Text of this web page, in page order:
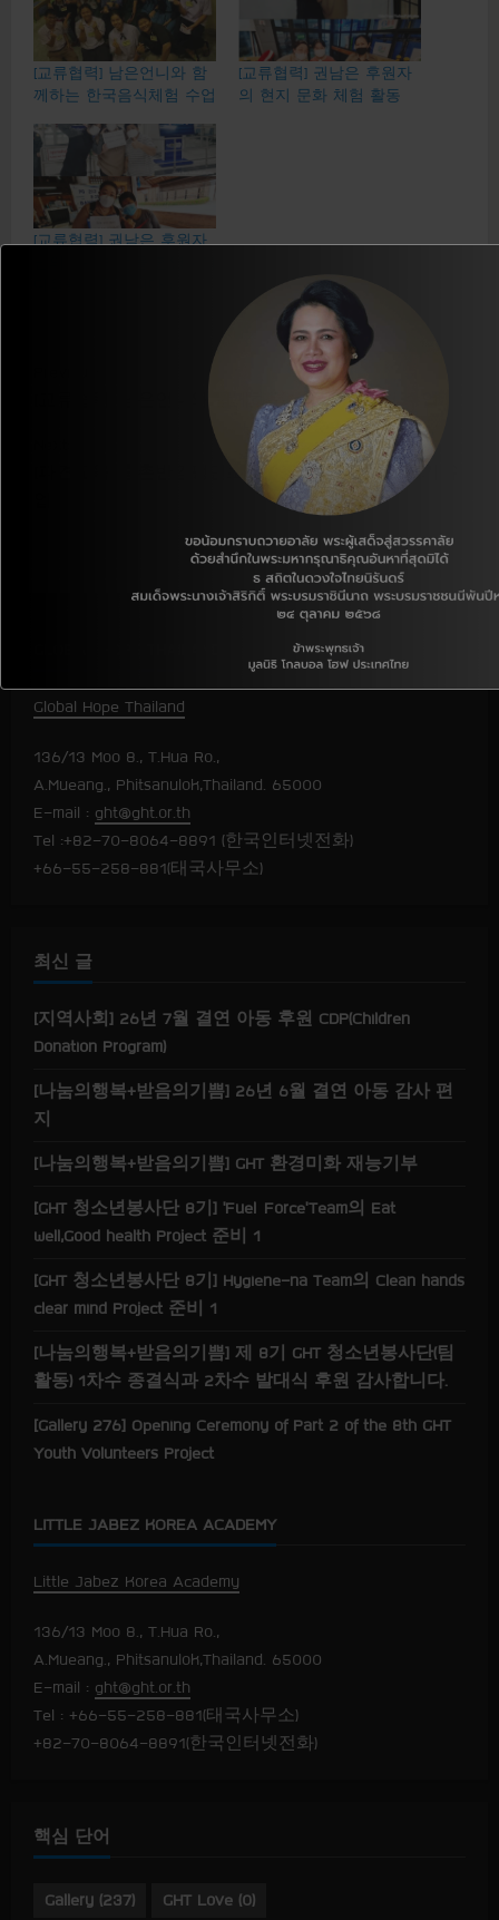
[교류협력] 남은언니와 함
께하는 한국음식체험 수업
[교류협력] 권남은 후원자
의 현지 문화 체험 활동
[교류협력] 권남은 후원자
e
e
a
d
n
g
[교류협력] 남은언니와 함께하는 한국음식체험 수업
[파견교육] 춤촌반깜팽딘초등학교 한글 자모음 쓰기 수
Global Hope Thailand
136/13 Moo 8., T.Hua Ro.,
A.Mueang., Phitsanulok,Thailand. 65000
E-mail : ght@ght.or.th
Tel :+82-70-8064-8891 (한국인터넷전화)
+66-55-258-881(태국사무소)
최신 글
[지역사회] 26년 7월 결연 아동 후원 CDP(Children
Donation Program)
[나눔의행복+받음의기쁨] 26년 6월 결연 아동 감사 편
지
[나눔의행복+받음의기쁨] GHT 환경미화 재능기부
[GHT 청소년봉사단 8기] ‘Fuel Force’Team의 Eat
well,Good health Project 준비 1
[GHT 청소년봉사단 8기] Hygiene-na Team의 Clean hands
clear mind Project 준비 1
[나눔의행복+받음의기쁨] 제 8기 GHT 청소년봉사단(팀
활동) 1차수 종결식과 2차수 발대식 후원 감사합니다.
[Gallery 276] Opening Ceremony of Part 2 of the 8th GHT
Youth Volunteers Project
LITTLE JABEZ KOREA ACADEMY
Little Jabez Korea Academy
136/13 Moo 8., T.Hua Ro.,
A.Mueang., Phitsanulok,Thailand. 65000
E-mail : ght@ght.or.th
Tel : +66-55-258-881(태국사무소)
+82-70-8064-8891(한국인터넷전화)
핵심 단어
Gallery (237) GHT Love (0)